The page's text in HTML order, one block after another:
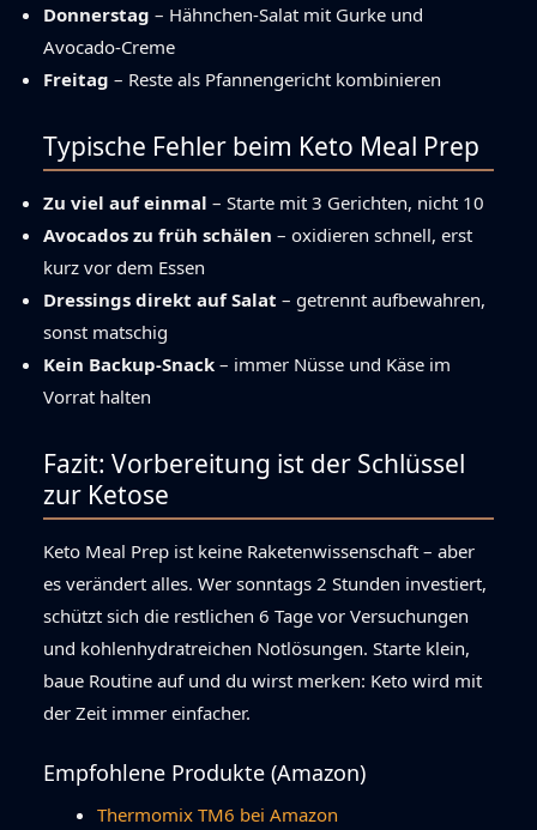
Donnerstag – Hähnchen-Salat mit Gurke und
Avocado-Creme
Freitag – Reste als Pfannengericht kombinieren
Typische Fehler beim Keto Meal Prep
Zu viel auf einmal – Starte mit 3 Gerichten, nicht 10
Avocados zu früh schälen – oxidieren schnell, erst
kurz vor dem Essen
Dressings direkt auf Salat – getrennt aufbewahren,
sonst matschig
Kein Backup-Snack – immer Nüsse und Käse im
Vorrat halten
Fazit: Vorbereitung ist der Schlüssel
zur Ketose
Keto Meal Prep ist keine Raketenwissenschaft – aber
es verändert alles. Wer sonntags 2 Stunden investiert,
schützt sich die restlichen 6 Tage vor Versuchungen
und kohlenhydratreichen Notlösungen. Starte klein,
baue Routine auf und du wirst merken: Keto wird mit
der Zeit immer einfacher.
Empfohlene Produkte (Amazon)
Thermomix TM6 bei Amazon